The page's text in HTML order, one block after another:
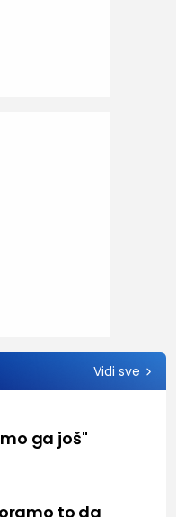
Vidi sve
ga još"
to da